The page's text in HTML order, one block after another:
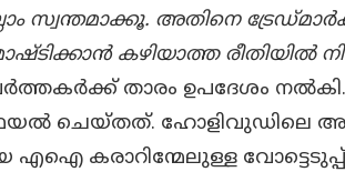
സ്വന്തമാക്കൂ. അതിനെ
കഴിയാത്ത രീതിയിൽ
താരം ഉപദേശം
ചെയ്തത്. ഹോളിവുഡിലെ
എഐ കരാറിന്മേലുള്ള